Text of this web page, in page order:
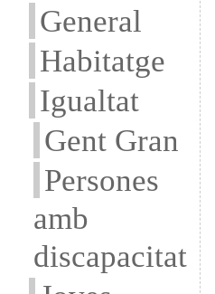
General
Habitatge
Igualtat
Gent Gran
Persones
amb
discapacitat